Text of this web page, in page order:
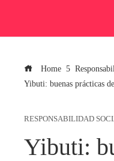
Home
Yibuti: buenas prácticas
RESPONSABILIDAD
Yibuti: